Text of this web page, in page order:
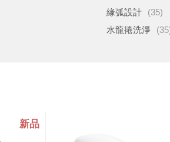
緣弧設計
(35)
水龍捲洗淨